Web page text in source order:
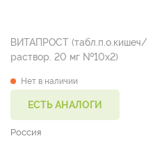
ВИТАПРОСТ (табл.п.о.кишеч/
раствор. 20 мг №10х2)
Нет в наличии
ЕСТЬ АНАЛОГИ
Россия